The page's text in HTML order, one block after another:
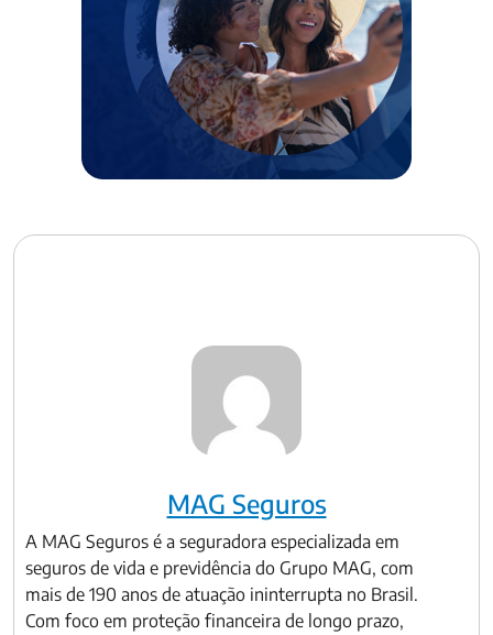
MAG Seguros
A MAG Seguros é a seguradora especializada em
seguros de vida e previdência do Grupo MAG, com
mais de 190 anos de atuação ininterrupta no Brasil.
Com foco em proteção financeira de longo prazo,